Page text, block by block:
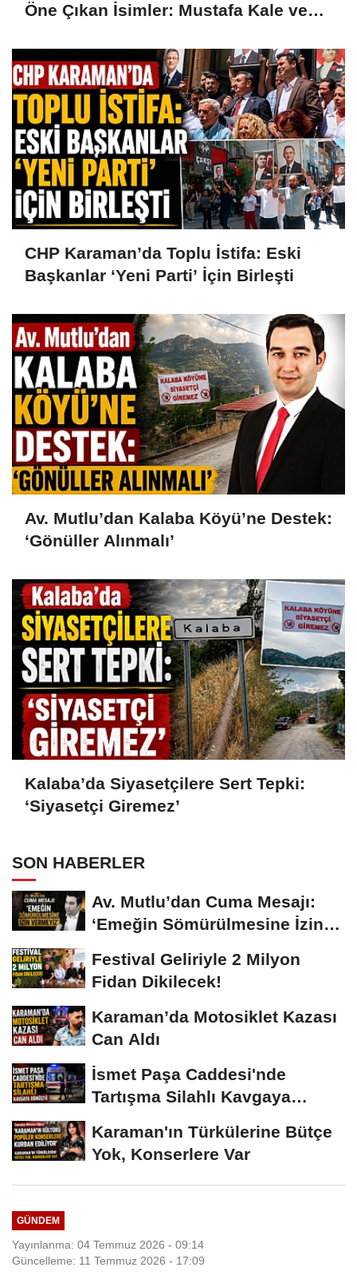
Öne Çıkan İsimler: Mustafa Kale ve
CHP Karaman’da Toplu İstifa: Eski
Başkanlar ‘Yeni Parti’ İçin Birleşti
Av. Mutlu’dan Kalaba Köyü’ne Destek:
‘Gönüller Alınmalı’
Kalaba’da Siyasetçilere Sert Tepki:
‘Siyasetçi Giremez’
SON HABERLER
Av. Mutlu’dan Cuma Mesajı:
‘Emeğin Sömürülmesine İzin
Festival Geliriyle 2 Milyon
Fidan Dikilecek!
Karaman’da Motosiklet Kazası
Can Aldı
İsmet Paşa Caddesi'nde
Tartışma Silahlı Kavgaya
Karaman'ın Türkülerine Bütçe
Yok, Konserlere Var
GÜNDEM
Yayınlanma: 04 Temmuz 2026 - 09:14
Güncelleme: 11 Temmuz 2026 - 17:09